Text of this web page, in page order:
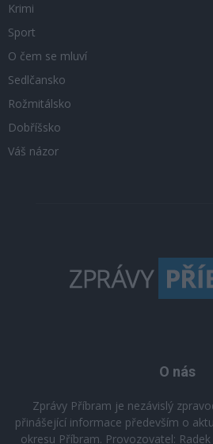
Krimi
Sport
O čem se mluví
Sedlčansko
Rožmitálsko
Dobříšsko
Váš názor
O nás
Zprávy Příbram je nezávislý
přinášející informace především o
okresu Příbram. Provozovatel: